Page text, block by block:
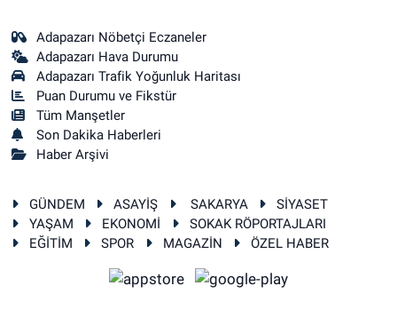
Adapazarı Nöbetçi Eczaneler
Adapazarı Hava Durumu
Adapazarı Trafik Yoğunluk Haritası
Puan Durumu ve Fikstür
Tüm Manşetler
Son Dakika Haberleri
Haber Arşivi
GÜNDEM ASAYİŞ SAKARYA
SİYASET
YAŞAM
EKONOMİ
SOKAK RÖPORTAJLARI
EĞİTİM
SPOR MAGAZİN ÖZEL HABER